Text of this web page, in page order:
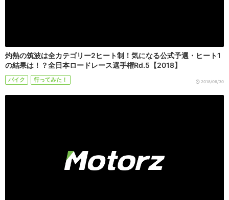
灼熱の筑波は全カテゴリー2ヒート制！気になる公式予選・ヒート1
の結果は！？全日本ロードレース選手権Rd.5【2018】
バイク 行ってみた！ 2018/06/30